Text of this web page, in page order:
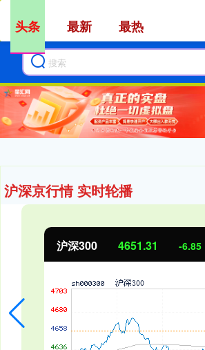
沪深京行情 实时轮播
北证50 1122.88 3.42
头条 最新 最热